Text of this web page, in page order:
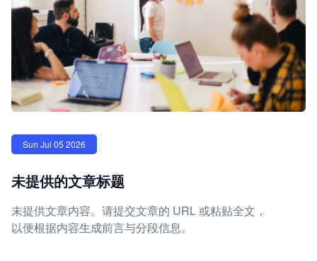
Sun Jul 05 2026
未提供的文章标题
未提供文章内容。请提交文章的 URL 或粘贴全文，
以便根据内容生成前言与分段信息。